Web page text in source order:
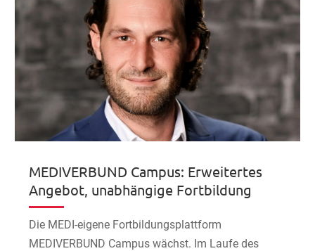
MEDIVERBUND Campus: Erweitertes
Angebot, unabhängige Fortbildung
Die MEDI-eigene Fortbildungsplattform
MEDIVERBUND Campus wächst. Im Laufe des